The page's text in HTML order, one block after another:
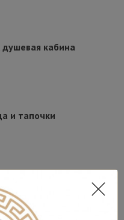
душевая кабина
и тапочки